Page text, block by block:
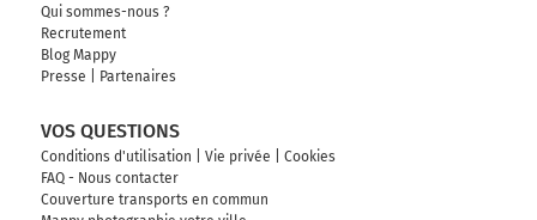
Qui sommes-nous ?
Recrutement
Blog Mappy
Presse
Partenaires
VOS QUESTIONS
Conditions d'utilisation Vie privée
Cookies
FAQ - Nous contacter
Couverture transports en commun